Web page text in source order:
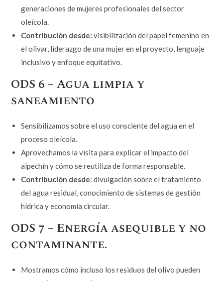
generaciones de mujeres profesionales del sector
oleícola.
Contribución desde: visibilización del papel femenino en
el olivar, liderazgo de una mujer en el proyecto, lenguaje
inclusivo y enfoque equitativo.
ODS 6 – Agua limpia y
saneamiento
Sensibilizamos sobre el uso consciente del agua en el
proceso oleícola.
Aprovechamos la visita para explicar el impacto del
alpechín y cómo se reutiliza de forma responsable.
Contribución desde: divulgación sobre el tratamiento
del agua residual, conocimiento de sistemas de gestión
hídrica y economía circular.
ODS 7 – Energía asequible y no
contaminante.
Mostramos cómo incluso los residuos del olivo pueden